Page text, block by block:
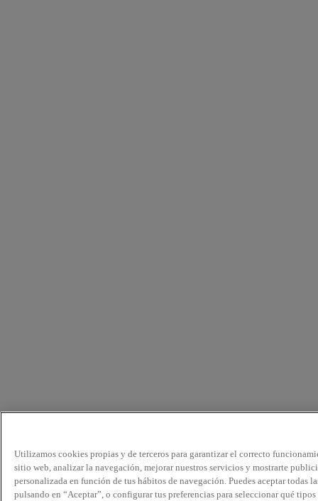
Utilizamos cookies propias y de terceros para garantizar el correcto
sitio web, analizar la navegación, mejorar nuestros servicios y mostrarte
personalizada en función de tus hábitos de navegación. Puedes aceptar todas
pulsando en “Aceptar”, o configurar tus preferencias para seleccionar qué tipos